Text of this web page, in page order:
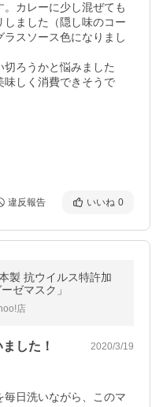
カレーに少し混ぜても
ました（隠し味のコー
スソース色になりまし
ろうかと悩みました
味しく消費できそうで
違反報告 いいね 0
製 抗ウイルス特許加
ゼマスク」
店
した！ 2020/3/19
日洗いながら、このマ